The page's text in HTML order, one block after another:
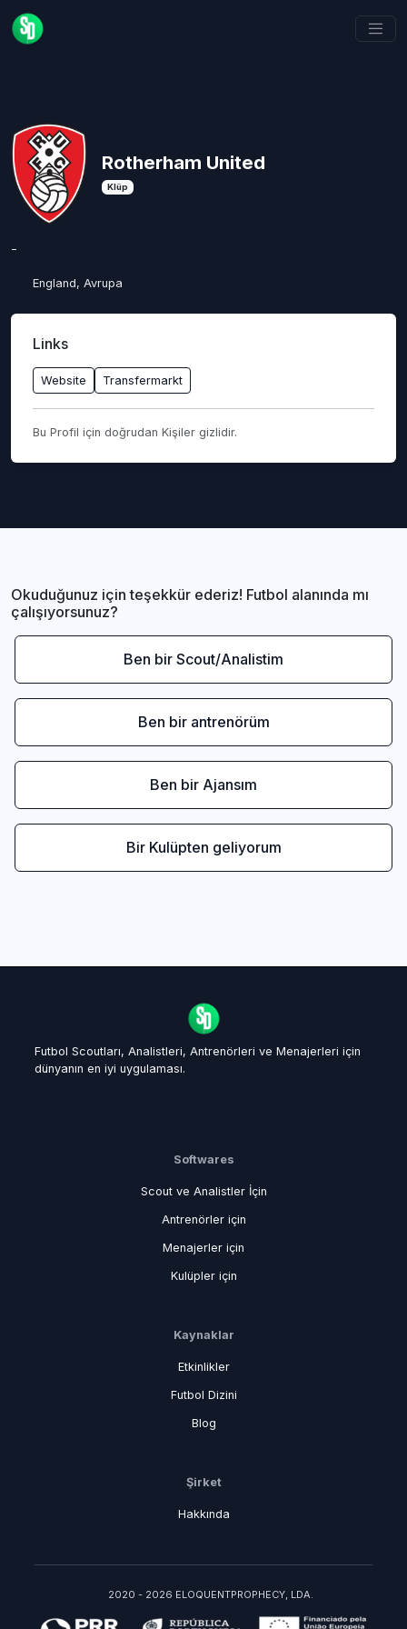
Rotherham United
Klüp
-
England, Avrupa
Links
Website Transfermarkt
Bu Profil için doğrudan Kişiler gizlidir.
Okuduğunuz için teşekkür ederiz! Futbol alanında mı
çalışıyorsunuz?
Ben bir Scout/Analistim
Ben bir antrenörüm
Ben bir Ajansım
Bir Kulüpten geliyorum
Futbol Scoutları, Analistleri, Antrenörleri ve Menajerleri için
dünyanın en iyi uygulaması.
Softwares
Scout ve Analistler İçin
Antrenörler için
Menajerler için
Kulüpler için
Kaynaklar
Etkinlikler
Futbol Dizini
Blog
Şirket
Hakkında
2020 - 2026 ELOQUENTPROPHECY, LDA.